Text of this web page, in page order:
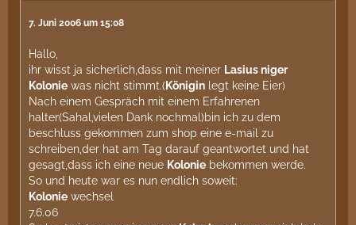
7. Juni 2006 um 15:08
Hallo,
ihr wisst ja sicherlich,dass mit meiner Lasius niger
Kolonie was nicht stimmt.( Königin legt keine Eier)
Nach einem Gespräch mit einem Erfahrenen
halter(Sahal,vielen Dank nochmal)bin ich zu dem
beschluss gekommen zum shop eine e-mail zu
schreiben,der hat am Tag darauf geantwortet und hat
gesagt,dass ich eine neue Kolonie bekommen werde.
So und heute war es nun endlich soweit:
Kolonie wechsel
7.6.06